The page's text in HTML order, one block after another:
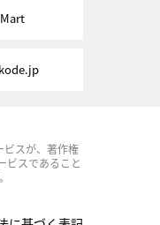
Mart
ビスが、著作権
ビスであること